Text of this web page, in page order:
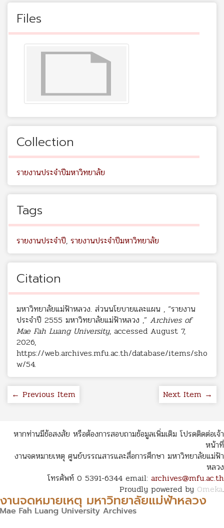
Files
Collection
รายงานประจำปีมหาวิทยาลัย
Tags
รายงานประจำปี, รายงานประจำปีมหาวิทยาลัย
Citation
มหาวิทยาลัยแม่ฟ้าหลวง. ส่วนนโยบายและแผน , “รายงาน
ประจำปี 2555 มหาวิทยาลัยแม่ฟ้าหลวง ,” Archives of
Mae Fah Luang University, accessed August 7,
2026,
https://web.archives.mfu.ac.th/database/items/sho
w/54.
← Previous Item Next Item →
หากท่านมีข้อสงสัย หรือต้องการสอบถามข้อมูลเพิ่มเติม โปรดติดต่อเจ้า
หน้าที่
งานจดหมายเหตุ ศูนย์บรรณสารและสื่อการศึกษา มหาวิทยาลัยแม่ฟ้า
หลวง
โทรศัพท์ 0 5391-6344 email: archives@mfu.ac.th
Proudly powered by Omeka.